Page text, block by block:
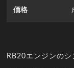
価格
RB20エンジンのシ